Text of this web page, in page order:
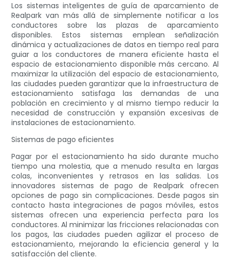
Los sistemas inteligentes de guía de aparcamiento de
Realpark van más allá de simplemente notificar a los
conductores sobre las plazas de aparcamiento
disponibles. Estos sistemas emplean señalización
dinámica y actualizaciones de datos en tiempo real para
guiar a los conductores de manera eficiente hasta el
espacio de estacionamiento disponible más cercano. Al
maximizar la utilización del espacio de estacionamiento,
las ciudades pueden garantizar que la infraestructura de
estacionamiento satisfaga las demandas de una
población en crecimiento y al mismo tiempo reducir la
necesidad de construcción y expansión excesivas de
instalaciones de estacionamiento.
Sistemas de pago eficientes
Pagar por el estacionamiento ha sido durante mucho
tiempo una molestia, que a menudo resulta en largas
colas, inconvenientes y retrasos en las salidas. Los
innovadores sistemas de pago de Realpark ofrecen
opciones de pago sin complicaciones. Desde pagos sin
contacto hasta integraciones de pagos móviles, estos
sistemas ofrecen una experiencia perfecta para los
conductores. Al minimizar las fricciones relacionadas con
los pagos, las ciudades pueden agilizar el proceso de
estacionamiento, mejorando la eficiencia general y la
satisfacción del cliente.